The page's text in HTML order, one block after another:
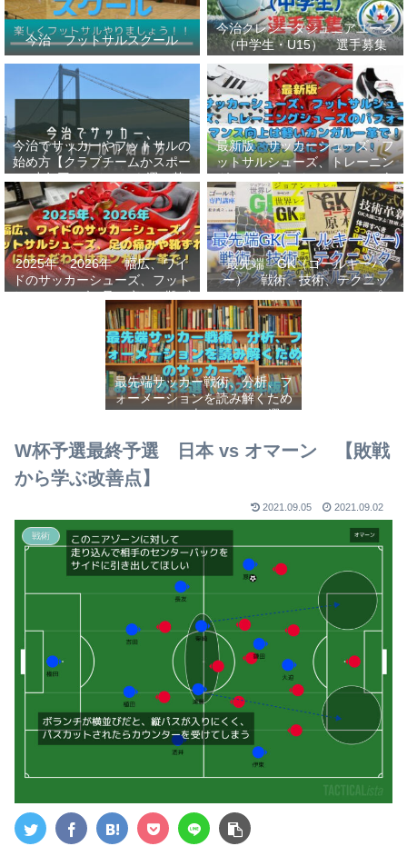
今治 フットサルスクール
今治クレシータジュニアユース
（中学生・U15） 選手募集
今治でサッカーやフットサルの
始め方【クラブチームかスポー
ツ少年団かスクールを選ぶ基
準】小学生、幼児（年長・年
中）、サッカー
最新版 サッカーシューズ、フ
ットサルシューズ、トレーニン
グシューズのパフォーマンス向
上は軽いカンガルー革で！痛み
改善、足にフィット！
2025年、2026年 幅広、ワイ
ドのサッカーシューズ、フット
サルシューズ、足の痛みや靴ず
れにはこだわりはカンガルー革
で！
最先端 GK（ゴールキーパ
ー） 戦術、技術、テクニッ
ク、メンタルをレベルアップし
世界基準へ 練習メニューなど
選手、指導者おすすめ本 11
選
最先端サッカー戦術、分析、フ
ォーメーションを読み解くため
のサッカー本おすすめ32選
W杯予選最終予選 日本 vs オマーン 【敗戦
から学ぶ改善点】
2021.09.05 2021.09.02
戦術